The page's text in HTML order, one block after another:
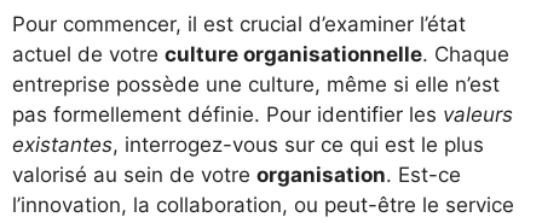
Pour commencer, il est crucial d’examiner l’état
actuel de votre culture organisationnelle. Chaque
entreprise possède une culture, même si elle n’est
pas formellement définie. Pour identifier les valeurs
existantes, interrogez-vous sur ce qui est le plus
valorisé au sein de votre organisation. Est-ce
l’innovation, la collaboration, ou peut-être le service